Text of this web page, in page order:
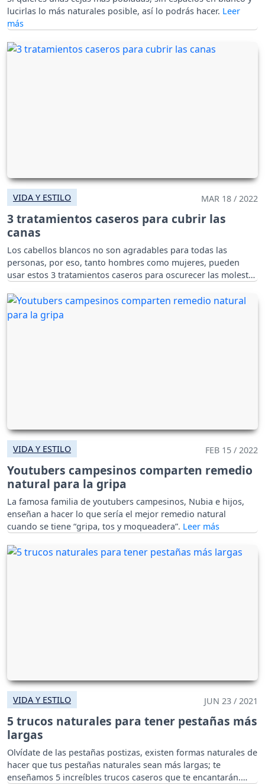
lucirlas lo más naturales posible, así lo podrás hacer.
VIDA Y ESTILO MAR 18 / 2022
3 tratamientos caseros para cubrir las
canas
Los cabellos blancos no son agradables para todas las
personas, por eso, tanto hombres como mujeres, pueden
usar estos 3 tratamientos caseros para oscurecer las molestas
VIDA Y ESTILO FEB 15 / 2022
Youtubers campesinos comparten remedio
natural para la gripa
La famosa familia de youtubers campesinos, Nubia e hijos,
enseñan a hacer lo que sería el mejor remedio natural
cuando se tiene “gripa, tos y moqueadera”.
VIDA Y ESTILO JUN 23 / 2021
5 trucos naturales para tener pestañas más
largas
Olvídate de las pestañas postizas, existen formas naturales de
hacer que tus pestañas naturales sean más largas; te
enseñamos 5 increíbles trucos caseros que te encantarán.